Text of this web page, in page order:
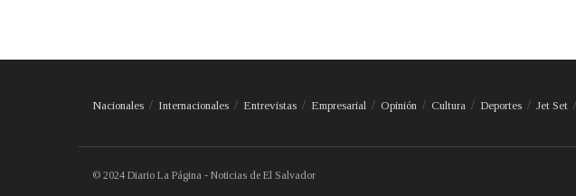
Nacionales Internacionales Entrevistas Empresarial Opinión Cultura Deportes Jet Set
© 2024 Diario La Página - Noticias de El Salvador